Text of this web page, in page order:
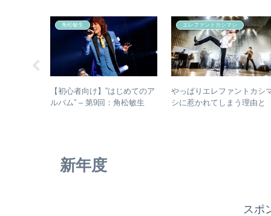
角松敏生
【初心者向け】”はじめてのア
ルバム” – 第9回：角松敏生
エレファントカシマシ
やっぱりエレファントカシ
シに惹かれてしまう理由と
新年度
スポ